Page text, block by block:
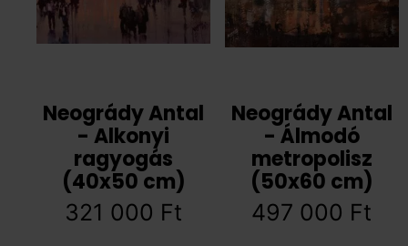
Neogrády Antal
- Alkonyi
ragyogás
(40x50 cm)
321 000 Ft
Neogrády Antal
- Álmodó
metropolisz
(50x60 cm)
497 000 Ft